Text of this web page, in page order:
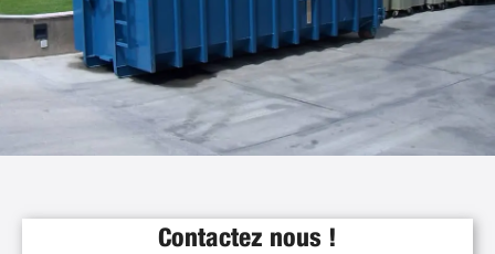
Contactez nous !